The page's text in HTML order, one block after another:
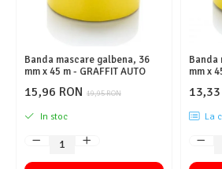
Banda mascare galbena, 36
mm x 45 m - GRAFFIT AUTO
19,95 RON
15,96 RON
In stoc
Banda
mm x
13,33
La